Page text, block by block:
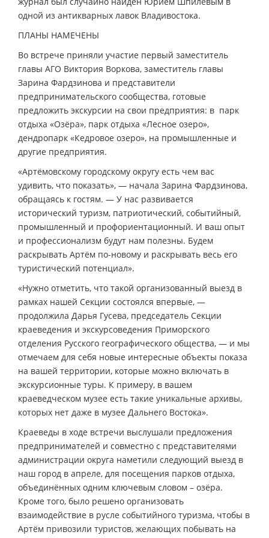
одной из антикварных лавок Владивостока.
ПЛАНЫ НАМЕЧЕНЫ
Во встрече приняли участие первый заместитель
главы АГО Виктория Воркова, заместитель главы
Зарина Фардзинова и представители
предпринимательского сообщества, готовые
предложить экскурсии на свои предприятия: в парк
отдыха «Озёра», парк отдыха «Лесное озеро»,
дендропарк «Кедровое озеро», на промышленные и
другие предприятия.
«Артёмовскому городскому округу есть чем вас
удивить, что показать», — начала Зарина Фардзинова,
обращаясь к гостям. — У нас развивается
исторический туризм, патриотический, событийный,
промышленный и профориентационный. И ваш опыт
и профессионализм будут нам полезны. Будем
раскрывать Артём по-новому и раскрывать весь его
туристический потенциал».
«Нужно отметить, что такой организованный выезд в
рамках нашей Секции состоялся впервые, —
продолжила Дарья Гусева, председатель Секции
краеведения и экскурсоведения Приморского
отделения Русского географического общества, — и мы
отмечаем для себя новые интересные объекты показа
на вашей территории, которые можно включать в
экскурсионные туры. К примеру, в вашем
краеведческом музее есть такие уникальные архивы,
которых нет даже в музее Дальнего Востока».
Краеведы в ходе встречи выслушали предложения
предпринимателей и совместно с представителями
администрации округа наметили следующий выезд в
наш город в апреле, для посещения парков отдыха,
объединённых одним ключевым словом – озёра.
Кроме того, было решено организовать
взаимодействие в русле событийного туризма, чтобы в
Артём привозили туристов, желающих побывать на